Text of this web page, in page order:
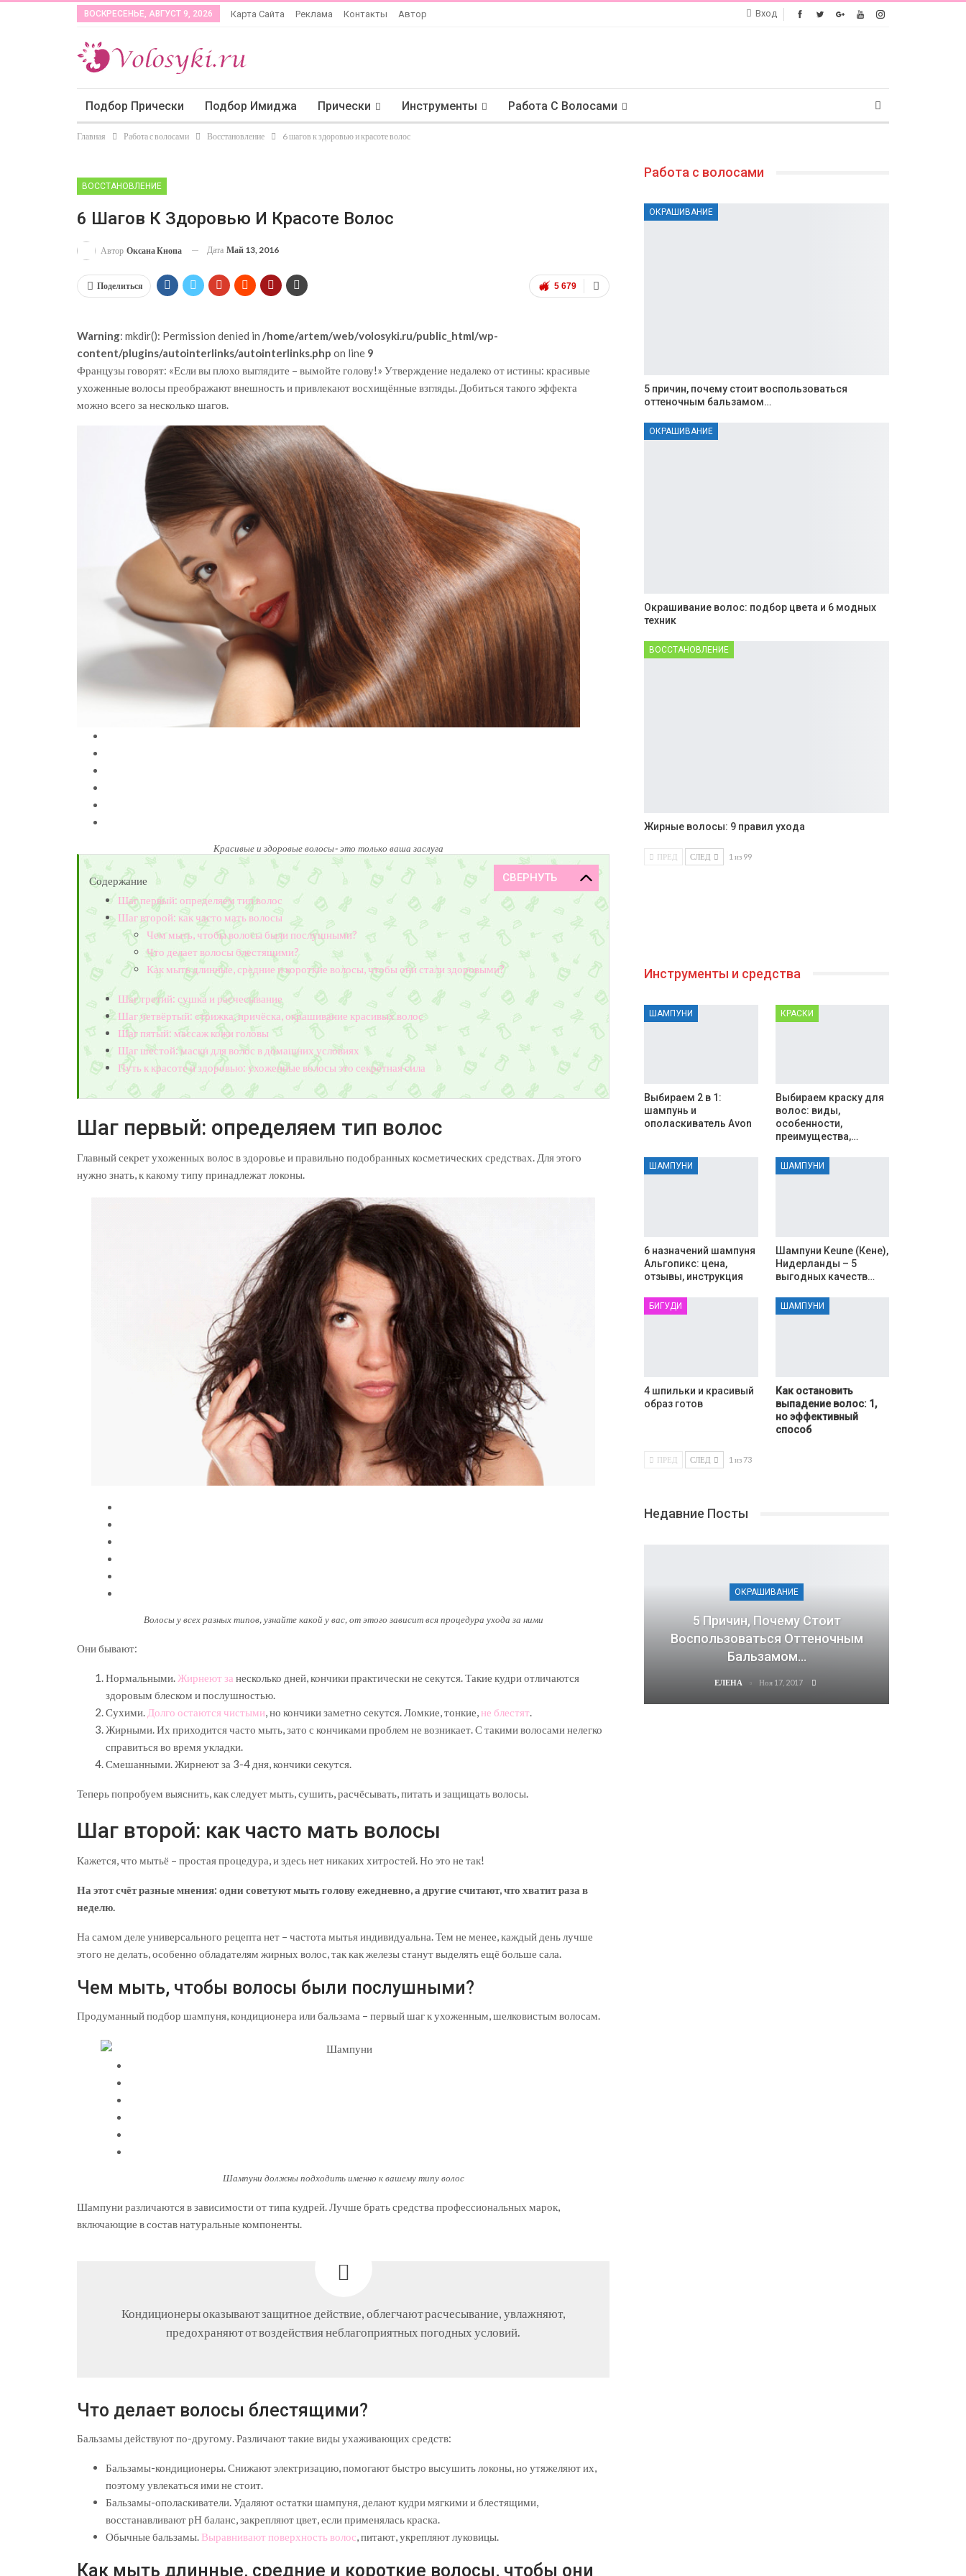
Вход
ВОСКРЕСЕНЬЕ, АВГУСТ 9, 2026 Карта Сайта Реклама Контакты Автор
Подбор Прически Подбор Имиджа Прически Инструменты Работа С Волосами
Главная Работа с волосами Восстановление 6 шагов к здоровью и красоте волос
ВОССТАНОВЛЕНИЕ
6 Шагов К Здоровью И Красоте Волос
Автор Оксана Кнопа Дата Май 13, 2016
5 679
Поделиться
Warning: mkdir(): Permission denied in /home/artem/web/volosyki.ru/public_html/wp-
content/plugins/autointerlinks/autointerlinks.php on line 9
Французы говорят: «Если вы плохо выглядите – вымойте голову!» Утверждение недалеко от истины: красивые
ухоженные волосы преображают внешность и привлекают восхищённые взгляды. Добиться такого эффекта
можно всего за несколько шагов.
Красивые и здоровые волосы- это только ваша заслуга
Содержание
Шаг первый: определяем тип волос
Шаг второй: как часто мать волосы
Чем мыть, чтобы волосы были послушными?
Что делает волосы блестящими?
Как мыть длинные, средние и короткие волосы, чтобы они стали здоровыми?
Шаг третий: сушка и расчесывание
Шаг четвёртый: стрижка, причёска, окрашивание красивых волос
Шаг пятый: массаж кожи головы
Шаг шестой: маски для волос в домашних условиях
Путь к красоте и здоровью: ухоженные волосы это секретная сила
Шаг первый: определяем тип волос
Главный секрет ухоженных волос в здоровье и правильно подобранных косметических средствах. Для этого
нужно знать, к какому типу принадлежат локоны.
Волосы у всех разных типов, узнайте какой у вас, от этого зависит вся процедура ухода за ними
Они бывают:
Нормальными.Жирнеют за несколько дней, кончики практически не секутся. Такие кудри отличаются
здоровым блеском и послушностью.
Сухими. Долго остаются чистыми, но кончики заметно секутся. Ломкие, тонкие,не блестят.
Жирными. Их приходится часто мыть, зато с кончиками проблем не возникает. С такими волосами нелегко
справиться во время укладки.
Смешанными. Жирнеют за 3-4 дня, кончики секутся.
Теперь попробуем выяснить, как следует мыть, сушить, расчёсывать, питать и защищать волосы.
Шаг второй: как часто мать волосы
Кажется, что мытьё – простая процедура, и здесь нет никаких хитростей. Но это не так!
На этот счёт разные мнения: одни советуют мыть голову ежедневно, а другие считают, что хватит раза в
неделю.
На самом деле универсального рецепта нет – частота мытья индивидуальна. Тем не менее, каждый день лучше
этого не делать, особенно обладателям жирных волос, так как железы станут выделять ещё больше сала.
Чем мыть, чтобы волосы были послушными?
Продуманный подбор шампуня, кондиционера или бальзама – первый шаг к ухоженным, шелковистым волосам.
Шампуни должны подходить именно к вашему типу волос
Шампуни различаются в зависимости от типа кудрей. Лучше брать средства профессиональных марок,
включающие в состав натуральные компоненты.
Кондиционеры оказывают защитное действие, облегчают расчесывание, увлажняют,
предохраняют от воздействия неблагоприятных погодных условий.
Что делает волосы блестящими?
Бальзамы действуют по-другому. Различают такие виды ухаживающих средств:
Бальзамы-кондиционеры. Снижают электризацию, помогают быстро высушить локоны, но утяжеляют их,
поэтому увлекаться ими не стоит.
Бальзамы-ополаскиватели. Удаляют остатки шампуня, делают кудри мягкими и блестящими,
восстанавливают рН баланс, закрепляют цвет, если применялась краска.
Обычные бальзамы. Выравнивают поверхность волос, питают, укрепляют луковицы.
Как мыть длинные, средние и короткие волосы, чтобы они
Работа с волосами
ОКРАШИВАНИЕ
5 причин, почему стоит воспользоваться
оттеночным бальзамом…
ОКРАШИВАНИЕ
Окрашивание волос: подбор цвета и 6 модных
техник
ВОССТАНОВЛЕНИЕ
Жирные волосы: 9 правил ухода
ПРЕД СЛЕД 1 из 99
Инструменты и средства
ШАМПУНИ
Выбираем 2 в 1:
шампунь и
ополаскиватель Avon
КРАСКИ
Выбираем краску для
волос: виды,
особенности,
преимущества,…
ШАМПУНИ
6 назначений шампуня
Альгопикс: цена,
отзывы, инструкция
ШАМПУНИ
Шампуни Keune (Кене),
Нидерланды – 5
выгодных качеств…
БИГУДИ
4 шпильки и красивый
образ готов
ШАМПУНИ
Как остановить
выпадение волос: 1,
но эффективный
способ
ПРЕД СЛЕД 1 из 73
Недавние Посты
ОКРАШИВАНИЕ
5 Причин, Почему Стоит
Воспользоваться Оттеночным
Бальзамом…
ЕЛЕНА Ноя 17, 2017